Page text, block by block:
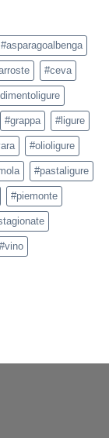
#asparagoalbenga
#ceva
#grappa #ligure
#olioligure
#pastaligure
#piemonte
#vino